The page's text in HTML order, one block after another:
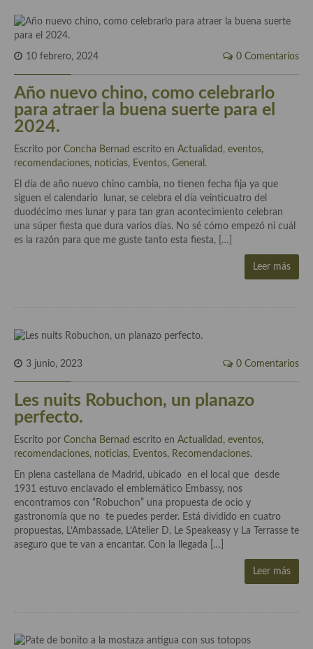
Flores en la cocina recetas
Técnicas de emplatado
El mundo del vino y las bebidas
Tiendas especiales
Especias, hierbas, condimentos, espesantes y aditivos
Historia de la gastronomía, platos celebres, cocineros, críticos,
historias culinarias y otras cosas
Origen y evolución de la comida
Prensa
Recetas
Acompañamientos
Airfryer recetas
Aderezos, salsas, vinagretas, especias, hierbas aromáticas o
aditivos
Mojos y pastas
10 febrero, 2024 0 Comentarios
Año nuevo chino, como celebrarlo
para atraer la buena suerte para el
2024.
Escrito por Concha Bernad escrito en Actualidad, eventos,
recomendaciones, noticias, Eventos, General .
El día de año nuevo chino cambia, no tienen fecha fija ya que
siguen el calendario lunar, se celebra el día veinticuatro del
duodécimo mes lunar y para tan gran acontecimiento celebran
una súper fiesta que dura varios días. No sé cómo empezó ni cuál
es la razón para que me guste tanto esta fiesta, […]
Leer más
3 junio, 2023 0 Comentarios
Les nuits Robuchon, un planazo
perfecto.
Escrito por Concha Bernad escrito en Actualidad, eventos,
recomendaciones, noticias, Eventos, Recomendaciones.
En plena castellana de Madrid, ubicado en el local que desde
1931 estuvo enclavado el emblemático Embassy, nos
encontramos con “Robuchon” una propuesta de ocio y
gastronomía que no te puedes perder. Está dividido en cuatro
propuestas, L’Ambassade, L’Atelier D, Le Speakeasy y La Terrasse te
aseguro que te van a encantar. Con la llegada […]
Leer más